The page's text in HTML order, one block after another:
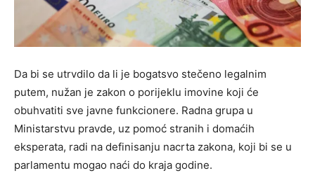
Da bi se utrvdilo da li je bogatsvo stečeno legalnim
putem, nužan je zakon o porijeklu imovine koji će
obuhvatiti sve javne funkcionere. Radna grupa u
Ministarstvu pravde, uz pomoć stranih i domaćih
eksperata, radi na definisanju nacrta zakona, koji bi se u
parlamentu mogao naći do kraja godine.